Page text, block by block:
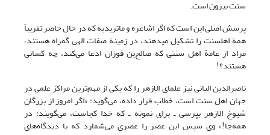
سنت بیرون است.
پرسش اصلی این است که اگر اشاعره و ماتریدیه که در حال حاضر تقریباً
همة اهل‏سنت را تشکیل می‏دهند، در زمینة صفات الهی گمراه هستند،
مراد از عامة اهل سنتی که صالح‌بن فوزان ادعا می‌کند، چه کسانی
هستند؟!
ناصرالدین البانی نیز علمای الازهر را که یکی از مهم‌ترین مراکز علمی در
جهان اهل سنت است، خطاب قرار داده، می‌گوید: «اگر امروز از بزرگان
شیوخ الازهر بپرسی ـ برای نمونه ـ که خدا کجاست، می‌گویند: در
همه‌جا!» وی سپس این عصر را عصری می‌شمارد که با دیدگاه‌های